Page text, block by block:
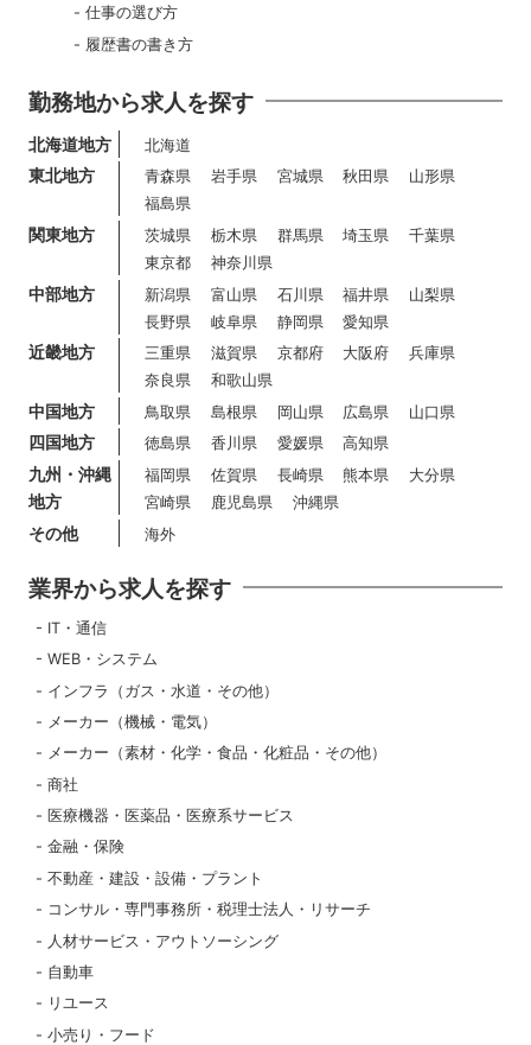
仕事の選び方
履歴書の書き方
勤務地から求人を探す
北海道地方 北海道
東北地方 青森県 岩手県 宮城県 秋田県
山形県
福島県
関東地方 茨城県 栃木県 群馬県 埼玉県
千葉県
東京都
神奈川県
中部地方 新潟県 富山県 石川県 福井県
山梨県
長野県
岐阜県 静岡県 愛知県
近畿地方 三重県 滋賀県 京都府 大阪府
兵庫県
奈良県
和歌山県
中国地方 鳥取県 島根県 岡山県 広島県 山口県
四国地方 徳島県 香川県 愛媛県 高知県
九州・沖縄
地方
福岡県 佐賀県 長崎県 熊本県
大分県
宮崎県
鹿児島県 沖縄県
その他 海外
業界から求人を探す
IT・通信
WEB・システム
インフラ（ガス・水道・その他）
メーカー（機械・電気）
メーカー（素材・化学・食品・化粧品・その他）
商社
医療機器・医薬品・医療系サービス
金融・保険
不動産・建設・設備・プラント
コンサル・専門事務所・税理士法人・リサーチ
人材サービス・アウトソーシング
自動車
リユース
小売り・フード